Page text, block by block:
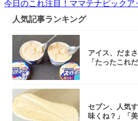
今日のこれ注目！ママテナピックア
人気記事ランキング
アイス、だま
「たったこれ
セブン、人気
味くね？」「